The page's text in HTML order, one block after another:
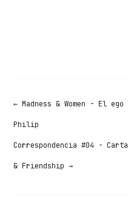
←Madness & Women - El
Philip
Correspondencia #04 -
& Friendship →